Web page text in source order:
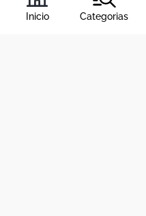
Inicio Categorias
condiciones
, y nuestrapolítica